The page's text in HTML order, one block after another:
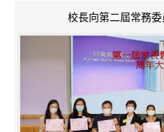
校長向第二屆常務